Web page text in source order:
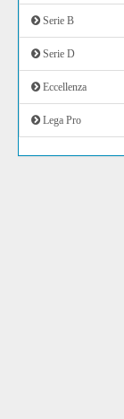
Serie B
Serie D
Eccellenza
Lega Pro